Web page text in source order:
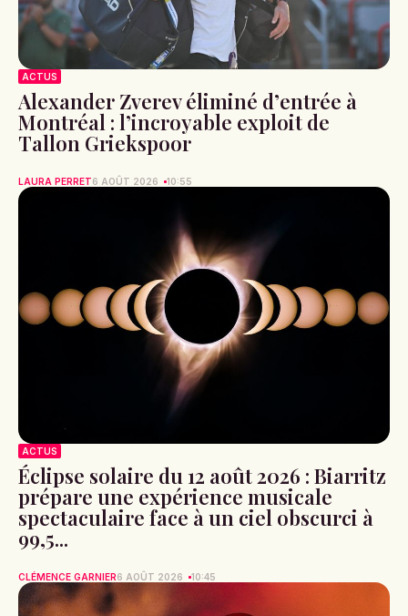
ACTUS
Alexander Zverev éliminé d’entrée à
Montréal : l’incroyable exploit de
Tallon Griekspoor
LAURA PERRET6 AOÛT 2026 10:55
ACTUS
Éclipse solaire du 12 août 2026 : Biarritz
prépare une expérience musicale
spectaculaire face à un ciel obscurci à
99,5...
CLÉMENCE GARNIER6 AOÛT 2026 10:45